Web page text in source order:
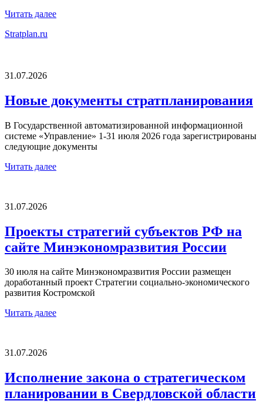
Читать далее
Stratplan.ru
31.07.2026
Новые документы стратпланирования
В Государственной автоматизированной информационной
системе «Управление» 1-31 июля 2026 года зарегистрированы
следующие документы
Читать далее
31.07.2026
Проекты стратегий субъектов РФ на
сайте Минэкономразвития России
30 июля на сайте Минэкономразвития России размещен
доработанный проект Стратегии социально-экономического
развития Костромской
Читать далее
31.07.2026
Исполнение закона о стратегическом
планировании в Свердловской области